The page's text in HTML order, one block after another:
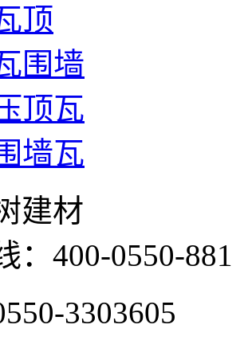
顶
围墙
顶瓦
墙瓦
建材
： 400-0550-881
3303605